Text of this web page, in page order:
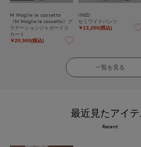
M Maglie le cassetto
《M Maglie le cassetto》グ
ラデーションジャガードス
カート
￥20,900(税込)
INED
セミワイドパンツ
￥13,200(税込)
一覧を見る
最近見たアイテ
Recent